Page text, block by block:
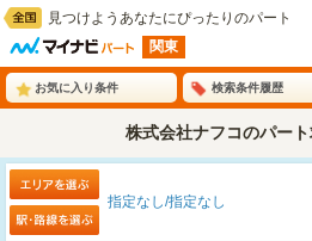
見つけようあなたにぴったりのパート
関東
お気に入り条件 検索条件履歴
株式会社ナフコのパー
指定なし/指定なし